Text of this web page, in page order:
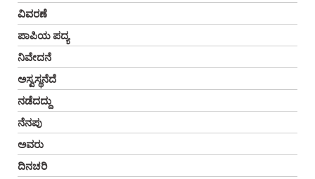
ವಿವರಣೆ
ಪಾಪಿಯ ಪದ್ಯ
ನಿವೇದನೆ
ಅಸ್ವಸ್ಥನೆದೆ
ನಡೆದದ್ದು
ನೆನಪು
ಅವರು
ದಿನಚರಿ